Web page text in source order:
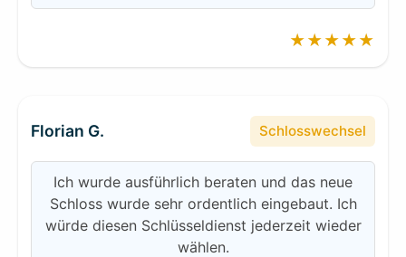
★★★★★
Florian G. Schlosswechsel
Ich wurde ausführlich beraten und das neue
Schloss wurde sehr ordentlich eingebaut. Ich
würde diesen Schlüsseldienst jederzeit wieder
wählen.